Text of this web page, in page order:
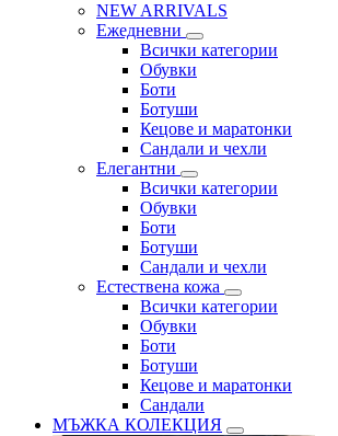
NEW ARRIVALS
Ежедневни
Всички категории
Обувки
Боти
Ботуши
Кецове и маратонки
Сандали и чехли
Елегантни
Всички категории
Обувки
Боти
Ботуши
Сандали и чехли
Естествена кожа
Всички категории
Обувки
Боти
Ботуши
Кецове и маратонки
Сандали
МЪЖКА КОЛЕКЦИЯ